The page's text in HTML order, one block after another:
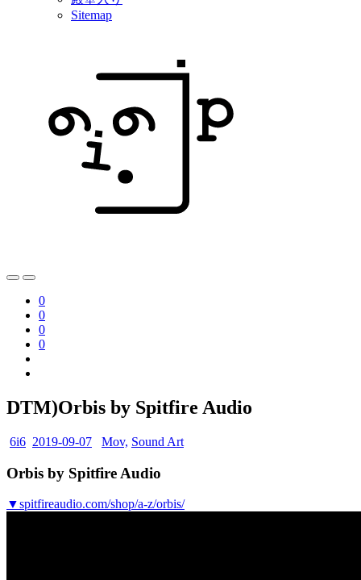
Sitemap
0
0
0
0
DTM)Orbis by Spitfire Audio
6i6 2019-09-07 Mov, Sound Art
Orbis by Spitfire Audio
▼spitfireaudio.com/shop/a-z/orbis/